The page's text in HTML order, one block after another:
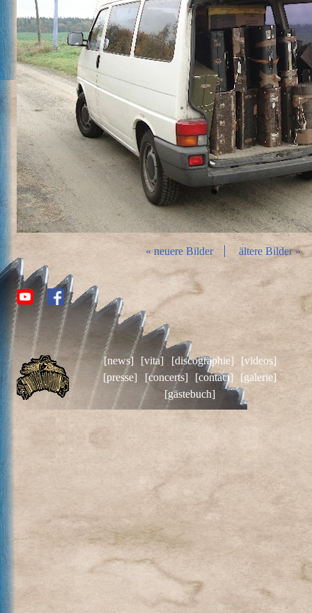
« neuere Bilder ältere Bilder »
[news] [vita] [discographie]
[videos]
[presse]
[concerts] [contact]
[galerie]
[gästebuch]